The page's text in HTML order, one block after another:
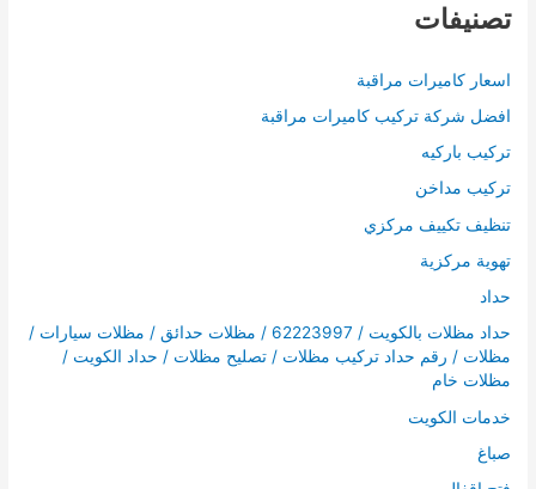
تصنيفات
اسعار كاميرات مراقبة
افضل شركة تركيب كاميرات مراقبة
تركيب باركيه
تركيب مداخن
تنظيف تكييف مركزي
تهوية مركزية
حداد
حداد مظلات بالكويت / 62223997 / مظلات حدائق / مظلات سيارات /
مظلات / رقم حداد تركيب مظلات / تصليح مظلات / حداد الكويت /
مظلات خام
خدمات الكويت
صباغ